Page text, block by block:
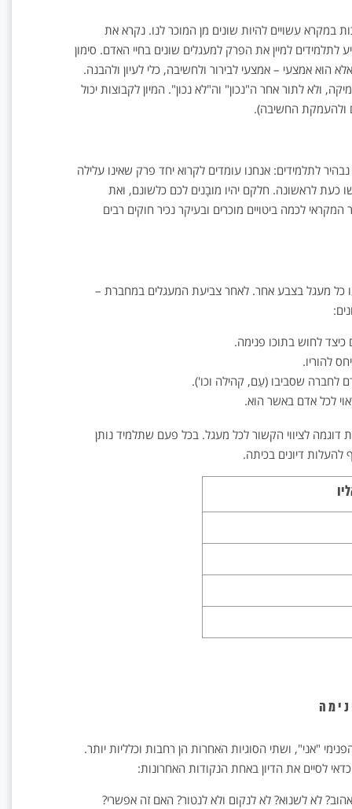
במקרא עשויים להיות שונים מן המוכר לנו. נקרא את
למיין את הפרק למעגלים שונים בחיי האדם. סימון
הוא אמצעי – אמצעי לבירור ולחשיבה, כלי לעיון ולהבנה.
ולא לתור אחר ה"נכון" וה"לא נכון". המיון לקבוצות יכול
ולהעמקת החשיבה).
לתלמידים: אנחנו עומדים לקרוא יחד פרק שאינו עלילה
כעת לראשונה. חלקם יהיו מובָנים לכם כלשונם, ואת
לכמה ביטויים מוכרים ובעיקר נכיר חוקים רבים
כל מעגל בצבע אחר. לאחר צביעת המעגלים במחברת –
כיצד לחוש בתוכו פנימה.
להוריו.
לחברה שסביבו (עַם, קהילה וכו').
לכל אדם באשר הוא.
דוגמה לציווי הקשור לכל מעגל. בכל פעם שתלמיד נותן
דיונים בכיתה.
"אני", ושתי הסוגיות האחרות הן רחבות וכלליות יותר.
לסיים את הדיון באחת הנקודות האחרונות:
לא לשנוא? לא לנקום ולא לנטור? האם זה אפשרי?